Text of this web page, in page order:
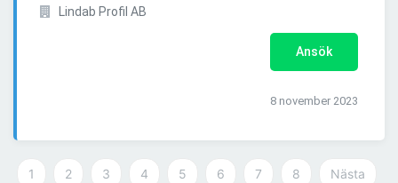
Lindab Profil AB
Ansök
8 november 2023
1 2 3 4 5 6 7 8 Nästa